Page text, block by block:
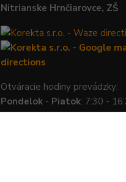
Nitrianske Hrnčiarovce, ZŠ
Otváracie hodiny prevádzky:
Pondelok - Piatok: 7:30 -